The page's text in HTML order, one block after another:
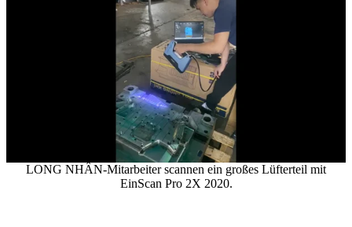
LONG NHÂN-Mitarbeiter scannen ein großes Lüfterteil mit
EinScan Pro 2X 2020.